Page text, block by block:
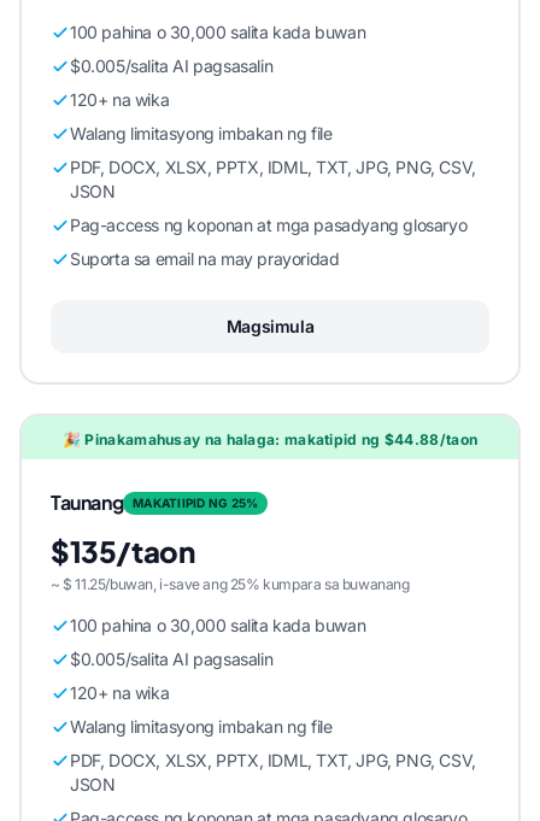
100 pahina o 30,000 salita kada buwan
$0.005/salita AI pagsasalin
120+ na wika
Walang limitasyong imbakan ng file
PDF, DOCX, XLSX, PPTX, IDML, TXT, JPG, PNG, CSV,
JSON
Pag-access ng koponan at mga pasadyang glosaryo
Suporta sa email na may prayoridad
Magsimula
🎉 Pinakamahusay na halaga: makatipid ng $44.88/taon
Taunang MAKATIIPID NG 25%
$135/taon
~ $ 11.25/buwan, i-save ang 25% kumpara sa buwanang
100 pahina o 30,000 salita kada buwan
$0.005/salita AI pagsasalin
120+ na wika
Walang limitasyong imbakan ng file
PDF, DOCX, XLSX, PPTX, IDML, TXT, JPG, PNG, CSV,
JSON